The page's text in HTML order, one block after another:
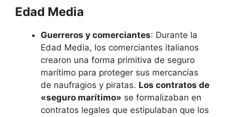
Edad Media
Guerreros y comerciantes: Durante la
Edad Media, los comerciantes italianos
crearon una forma primitiva de seguro
marítimo para proteger sus mercancías
de naufragios y piratas. Los contratos de
«seguro marítimo» se formalizaban en
contratos legales que estipulaban que los